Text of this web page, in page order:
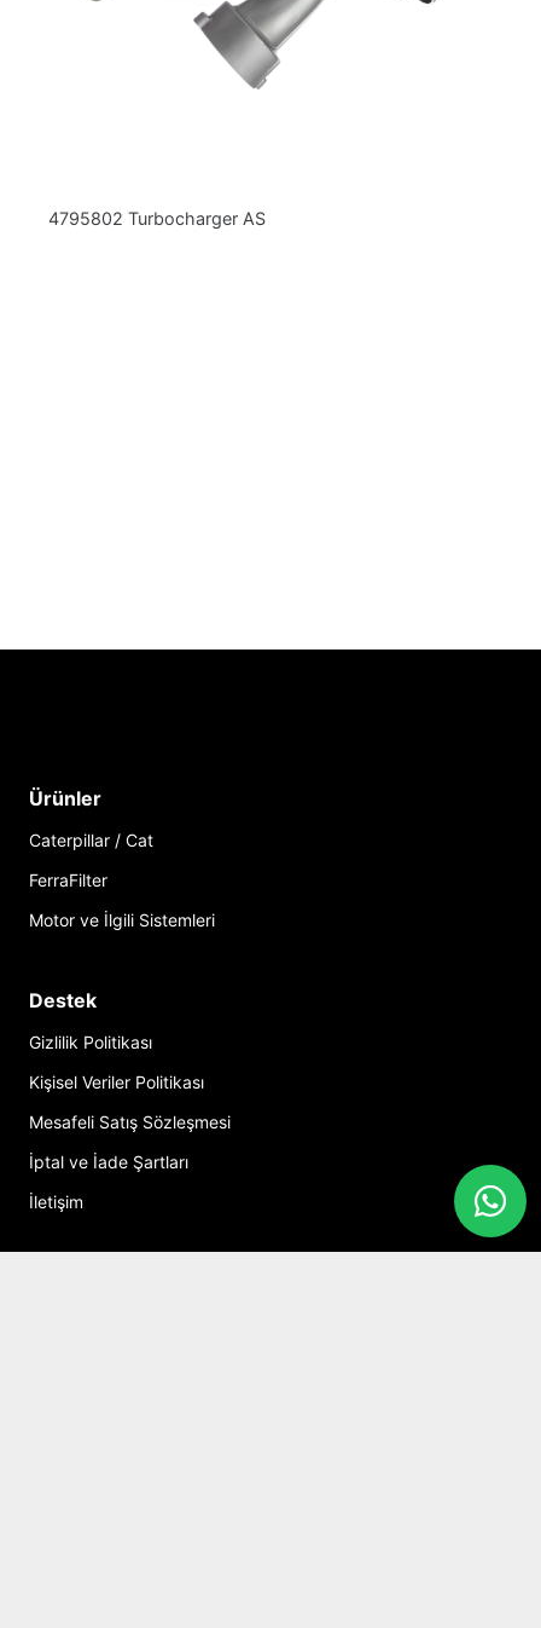
4795802 Turbocharger AS
Ürünler
Caterpillar / Cat
FerraFilter
Motor ve İlgili Sistemleri
Destek
Gizlilik Politikası
Kişisel Veriler Politikası
Mesafeli Satış Sözleşmesi
İptal ve İade Şartları
İletişim